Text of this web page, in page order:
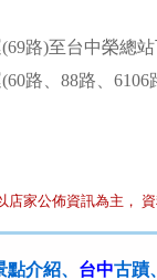
路)至台中榮總
路、88路、6106
家公佈資訊為主，
點介紹、 台中古蹟